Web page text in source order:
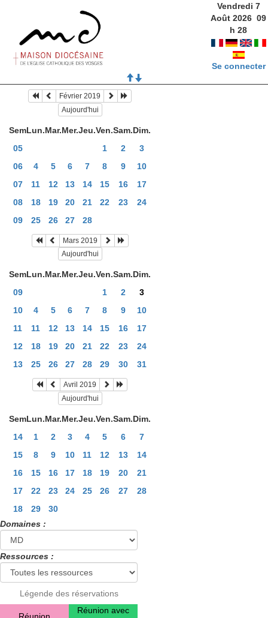
Vendredi 7
Août 2026 09
h28
Se connecter
Février 2019
Aujourd'hui
SemLun.Mar.Mer.Jeu.Ven.Sam.Dim.
05
1 2
3
06
4 5 6 7 8 9
10
07
11 12 13 14 15 16
17
08
18 19 20 21 22 23
24
09
25 26 27 28
Mars 2019
Aujourd'hui
SemLun.Mar.Mer.Jeu.Ven.Sam.Dim.
09
1 2
3
10
4 5 6 7 8 9
10
11
11 12 13 14 15 16
17
12
18 19 20 21 22 23
24
13
25 26 27 28 29 30 31
Avril 2019
Aujourd'hui
SemLun.Mar.Mer.Jeu.Ven.Sam.Dim.
14
1 2 3 4 5 6
7
15
8 9 10 11 12 13
14
16
15 16 17 18 19 20
21
17
22 23 24 25 26 27
28
18
29
30
Domaines :
Ressources :
Légende des réservations
Réunion
Réunion avec